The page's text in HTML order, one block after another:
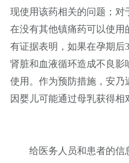
现使用该药相关的问题；对
在没有其他镇痛药可以使用
有证据表明，如果在孕期后
肾脏和血液循环造成不良影
使用。作为预防措施，安乃
因婴儿可能通过母乳获得相
给医务人员和患者的信